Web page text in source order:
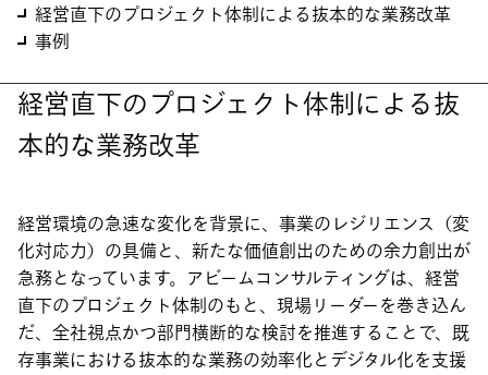
経営直下のプロジェクト体制による抜本的な業務改革
事例
経営直下のプロジェクト体制による抜
本的な業務改革
経営環境の急速な変化を背景に、事業のレジリエンス（変
化対応力）の具備と、新たな価値創出のための余力創出が
急務となっています。アビームコンサルティングは、経営
直下のプロジェクト体制のもと、現場リーダーを巻き込ん
だ、全社視点かつ部門横断的な検討を推進することで、既
存事業における抜本的な業務の効率化とデジタル化を支援